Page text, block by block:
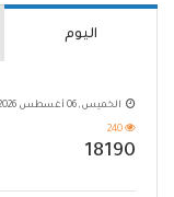
اليوم
الخميس, 06 أغسطس 2026 - 12:11 ص
240
18190